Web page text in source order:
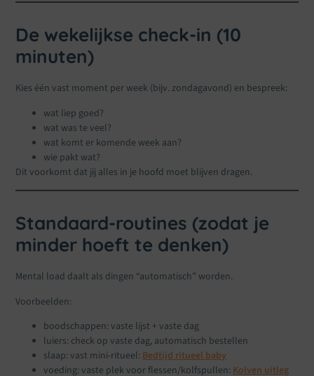
De wekelijkse check-in (10
minuten)
Kies één vast moment per week (bijv. zondagavond) en bespreek:
wat liep goed?
wat was te veel?
wat komt er komende week aan?
wie pakt wat?
Dit voorkomt dat jij alles in je hoofd moet blijven dragen.
Standaard-routines (zodat je
minder hoeft te denken)
Mental load daalt als dingen “automatisch” worden.
Voorbeelden:
boodschappen: vaste lijst + vaste dag
luiers: check op vaste dag, automatisch bestellen
slaap: vast mini-ritueel: Bedtijd ritueel baby
voeding: vaste plek voor flessen/kolfspullen: Kolven uitleg